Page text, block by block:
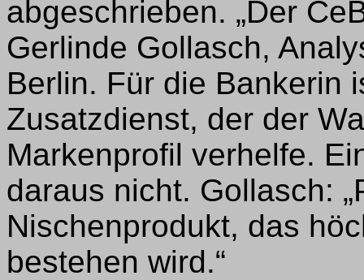
abgeschrieben. „Der
Gerlinde Gollasch,
Berlin. Für die Bankerin
Zusatzdienst, der der
Markenprofil verhelfe.
daraus nicht. Gollasch:
Nischenprodukt, das
bestehen wird.“